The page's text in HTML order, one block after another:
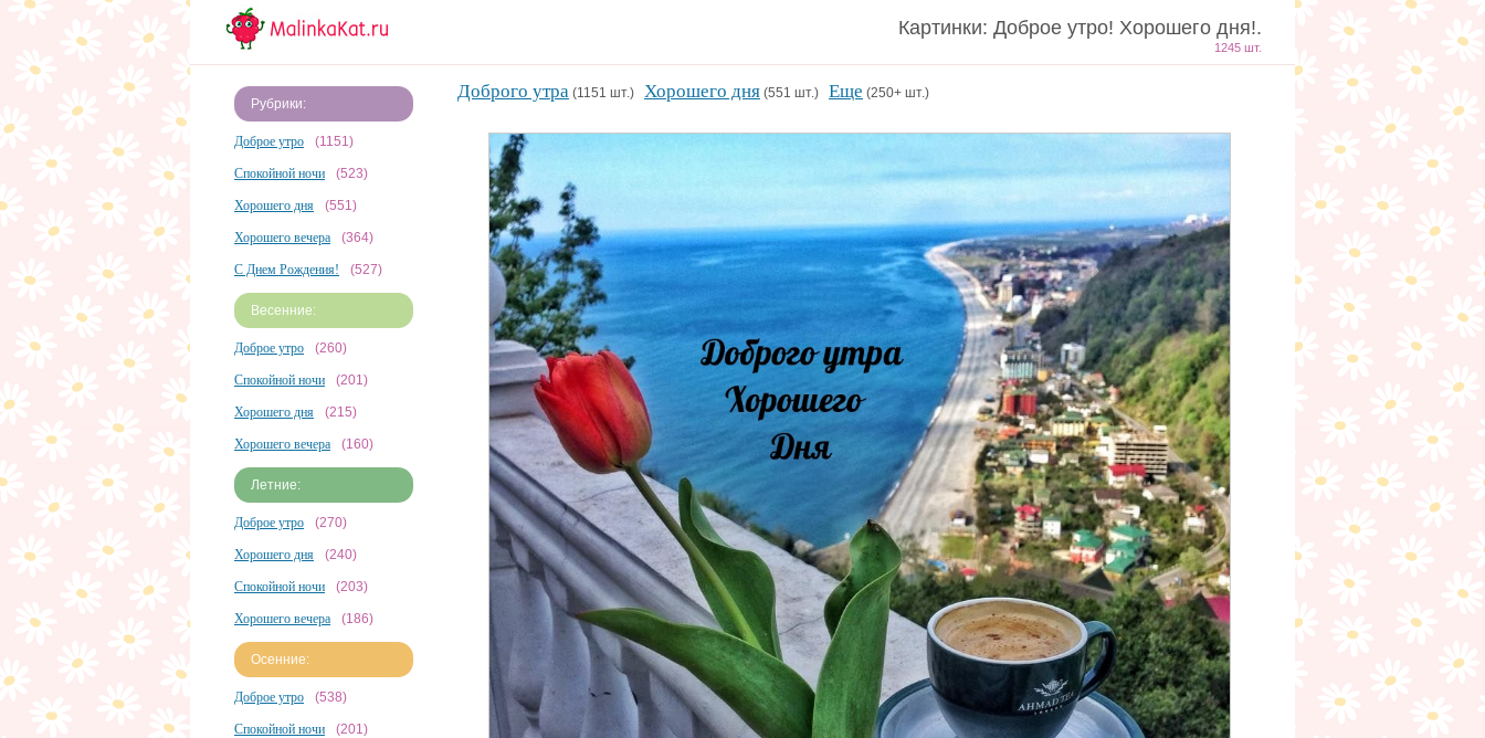
Картинки: Доброе утро! Хорошего дня!.
1245 шт.
Рубрики:
Доброе утро (1151)
Спокойной ночи (523)
Хорошего дня (551)
Хорошего вечера (364)
С Днем Рождения! (527)
Весенние:
Доброе утро (260)
Спокойной ночи (201)
Хорошего дня (215)
Хорошего вечера (160)
Летние:
Доброе утро (270)
Хорошего дня (240)
Спокойной ночи (203)
Хорошего вечера (186)
Осенние:
Доброе утро (538)
Спокойной ночи (201)
Доброго утра (1151 шт.) Хорошего дня (551 шт.) Еще (250+ шт.)